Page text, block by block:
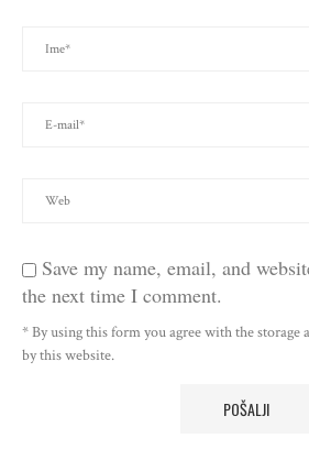
Save my name, email, and
the next time I comment.
* By using this form you agree with the storage
by this website.